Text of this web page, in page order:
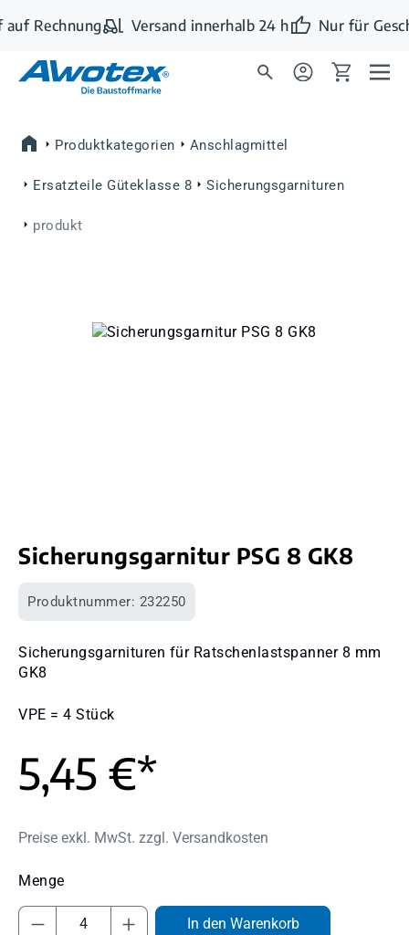
Zum Hauptinhalt springen
Rechnung Versand innerhalb 24 h Nur für
Produktkategorien Anschlagmittel
Ersatzteile Güteklasse 8 Sicherungsgarnituren
produkt
Bildergalerie überspringen
Sicherungsgarnitur PSG 8 GK8
Produktnummer: 232250
Sicherungsgarnituren für Ratschenlastspanner 8 mm
GK8
VPE = 4 Stück
5,45 €*
Preise exkl. MwSt. zzgl. Versandkosten
Produkt Anzahl: Gib den gewünschten
In den Warenkorb